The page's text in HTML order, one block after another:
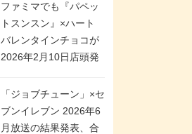
ペーンが2026年5月26
日スタート。浴衣＆た
ぬき・キツネ姿のスレ
ッタ / ミオリネ / グエ
号・5号) / シャディク
が全6種のクリアスタン
ドになって登場!
ファミマでも『パペッ
トスンスン』×ハート
バレンタインチョコが
2026年2月10日店頭発
チョコ」「チョコ缶」
「ツインギフト」が登
場
「ジョブチューン」×セ
ブンイレブン 2026年6
月放送の結果発表、合